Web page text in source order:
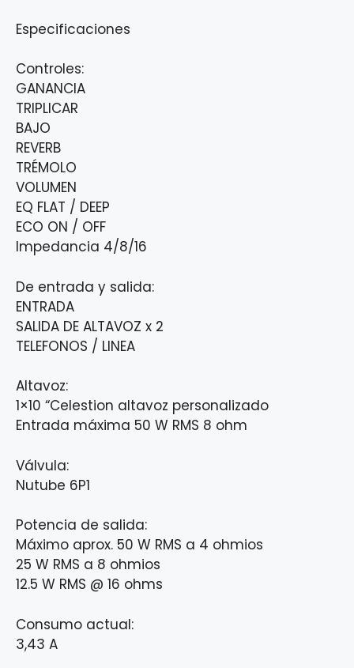
Especificaciones
Controles:
GANANCIA
TRIPLICAR
BAJO
REVERB
TRÉMOLO
VOLUMEN
EQ FLAT / DEEP
ECO ON / OFF
Impedancia 4/8/16
De entrada y salida:
ENTRADA
SALIDA DE ALTAVOZ x 2
TELEFONOS / LINEA
Altavoz:
1×10 “Celestion altavoz personalizado
Entrada máxima 50 W RMS 8 ohm
Válvula:
Nutube 6P1
Potencia de salida:
Máximo aprox. 50 W RMS a 4 ohmios
25 W RMS a 8 ohmios
12.5 W RMS @ 16 ohms
Consumo actual:
3,43 A